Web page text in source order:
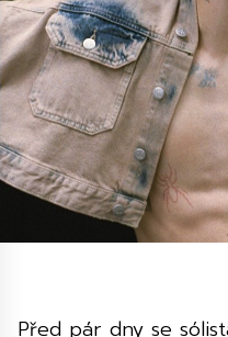
Před pár dny se